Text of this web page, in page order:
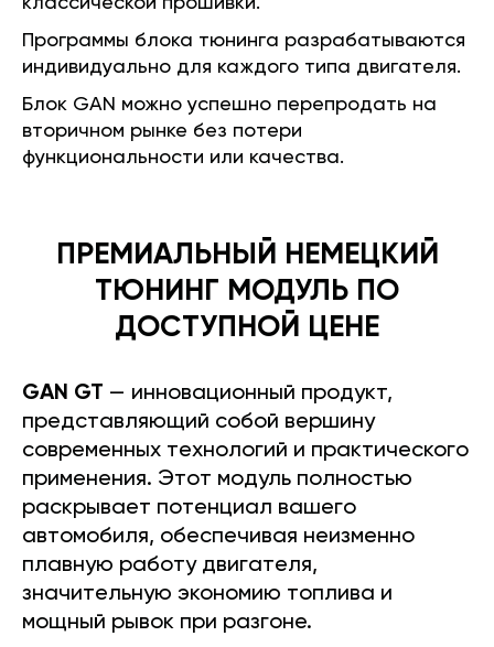
Программы блока тюнинга разрабатываются
индивидуально для каждого типа двигателя.
Блок GAN можно успешно перепродать на
вторичном рынке без потери
функциональности или качества.
ПРЕМИАЛЬНЫЙ НЕМЕЦКИЙ
ТЮНИНГ МОДУЛЬ ПО
ДОСТУПНОЙ ЦЕНЕ
GAN GT — инновационный продукт,
представляющий собой вершину
современных технологий и практического
применения. Этот модуль полностью
раскрывает потенциал вашего
автомобиля, обеспечивая неизменно
плавную работу двигателя,
значительную экономию топлива и
мощный рывок при разгоне.